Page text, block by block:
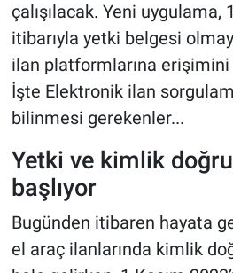
çalışılacak. Yeni uygulama,
itibarıyla yetki belgesi
ilan platformlarına erişimini
İşte Elektronik ilan
bilinmesi gerekenler...
Yetki ve kimlik
başlıyor
Bugünden itibaren hayata
el araç ilanlarında kimlik